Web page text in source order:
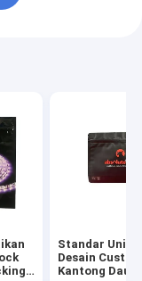
Standar Uni
Desain
Kantong Daun